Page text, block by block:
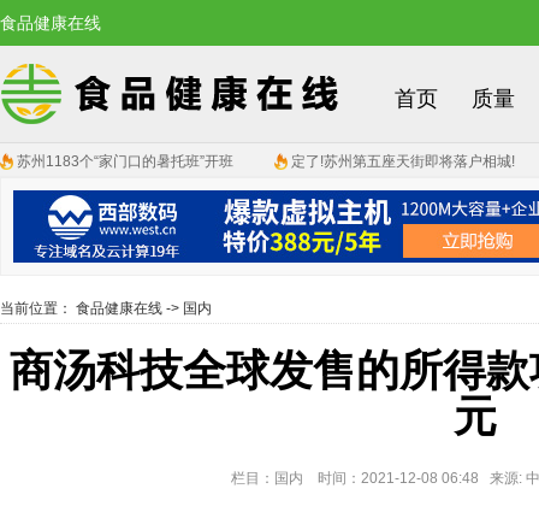
食品健康在线
首页 质量
苏州1183个“家门口的暑托班”开班 定了!苏州第五座天街即将落户相城!
当前位置： 食品健康在线 -> 国内
商汤科技全球发售的所得
元
栏目：国内 时间：2021-12-08 06:48 来源: